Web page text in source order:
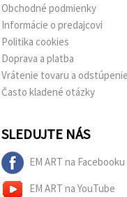
Obchodné podmienky
Informácie o predajcovi
Politika cookies
Doprava a platba
Vrátenie tovaru a odstúpenie
Často kladené otázky
SLEDUJTE NÁS
EM ART na Facebooku
EM ART na YouTube